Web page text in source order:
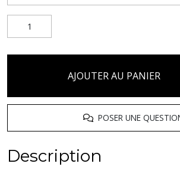
AJOUTER AU PANIER
POSER UNE
Description